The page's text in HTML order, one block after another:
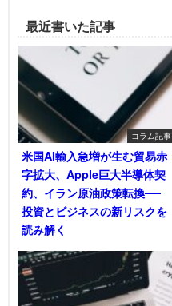
最近書いた記事
コラム記事
米国AI輸入急増が生む貿易赤
字拡大、Apple巨大半導体契
約、イラン原油政策転換──
投資とビジネスの新リスクを
読み解く